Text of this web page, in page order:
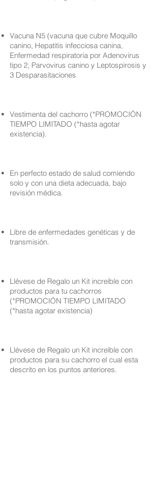
Vacuna N5 (vacuna que cubre Moquillo
canino, Hepatitis infecciosa canina,
Enfermedad respiratoria por Adenovirus
tipo 2, Parvovirus canino y Leptospirosis y
3 Desparasitaciones
Vestimenta del cachorro (*PROMOCIÓN
TIEMPO LIMITADO (*hasta agotar
existencia).
En perfecto estado de salud comiendo
solo y con una dieta adecuada, bajo
revisión médica.
Libre de enfermedades genéticas y de
transmisión.
Llévese de Regalo un Kit increíble con
productos para tu cachorros
(*PROMOCIÓN TIEMPO LIMITADO
(*hasta agotar existencia)
Llévese de Regalo un Kit increíble con
productos para su cachorro el cual esta
descrito en los puntos anteriores.